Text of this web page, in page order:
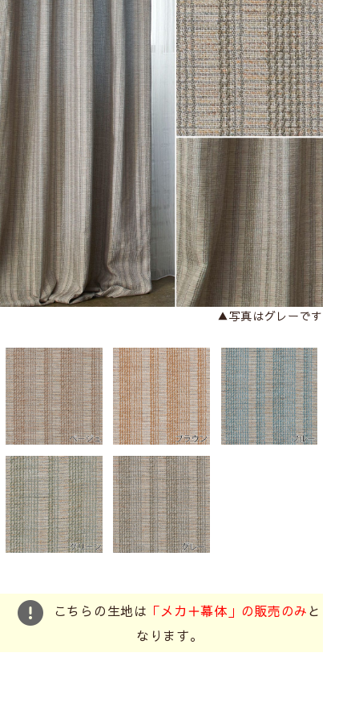
▲写真はグレーです
こちらの生地は 「メカ＋幕体」の販売のみと
なります。